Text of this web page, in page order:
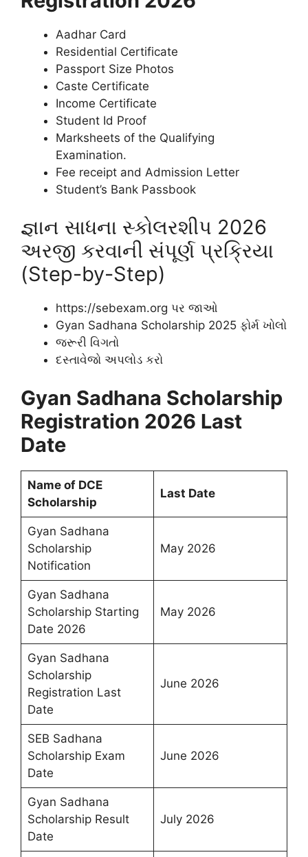
Aadhar Card
Residential Certificate
Passport Size Photos
Caste Certificate
Income Certificate
Student Id Proof
Marksheets of the Qualifying
Examination.
Fee receipt and Admission Letter
Student’s Bank Passbook
જ્ઞાન સાધના સ્કોલરશીપ 2026
અરજી કરવાની સંપૂર્ણ પ્રક્રિયા
(Step-by-Step)
https://sebexam.org પર જાઓ
Gyan Sadhana Scholarship 2025 ફોર્મ ખોલો
જરૂરી વિગતો
દસ્તાવેજો અપલોડ કરો
Gyan Sadhana Scholarship
Registration 2026 Last
Date
Name of DCE
Scholarship
Last Date
Gyan Sadhana
Scholarship
Notification
May 2026
Gyan Sadhana
Scholarship Starting
Date 2026
May 2026
Gyan Sadhana
Scholarship
Registration Last
Date
June 2026
SEB Sadhana
Scholarship Exam
Date
June 2026
Gyan Sadhana
Scholarship Result
Date
July 2026